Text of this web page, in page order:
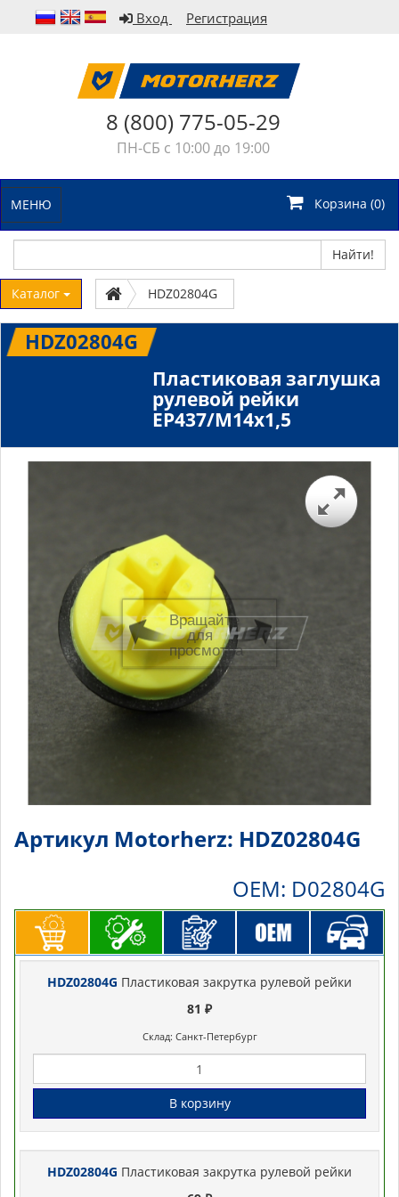
Вход Регистрация
8 (800) 775-05-29
ПН-СБ с 10:00 до 19:00
МЕНЮ Корзина (0)
Найти!
Каталог HDZ02804G
HDZ02804G
Пластиковая заглушка
рулевой рейки
EP437/M14x1,5
Вращайте
для
просмотра
Артикул Motorherz: HDZ02804G
OEM: D02804G
HDZ02804G Пластиковая закрутка рулевой рейки
81 ₽
Склад: Санкт-Петербург
В корзину
HDZ02804G Пластиковая закрутка рулевой рейки